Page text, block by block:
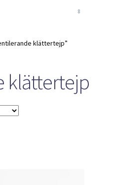
8
klättertejp”
klättertejp